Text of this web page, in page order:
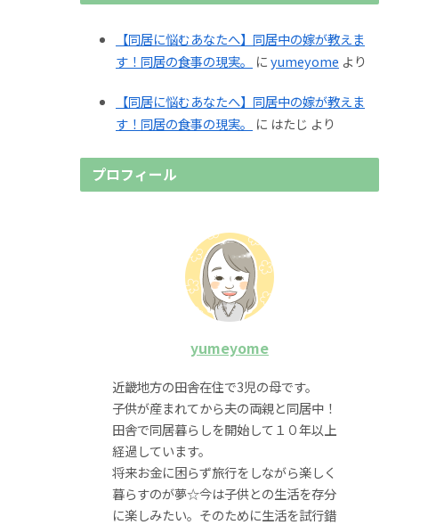
【同居に悩むあなたへ】同居中の嫁が教えま
す！同居の食事の現実。
にyumeyome より
【同居に悩むあなたへ】同居中の嫁が教えま
す！同居の食事の現実。
に はたじ より
プロフィール
yumeyome
近畿地方の田舎在住で3児の母です。
子供が産まれてから夫の両親と同居中！
田舎で同居暮らしを開始して１０年以上
経過しています。
将来お金に困らず旅行をしながら楽しく
暮らすのが夢☆今は子供との生活を存分
に楽しみたい。そのために生活を試行錯